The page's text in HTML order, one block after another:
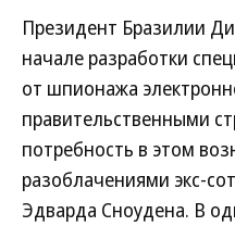
Президент Бразилии
начале разработки
от шпионажа
правительственными
потребность в этом
разоблачениями экс-
Эдварда Сноудена. В